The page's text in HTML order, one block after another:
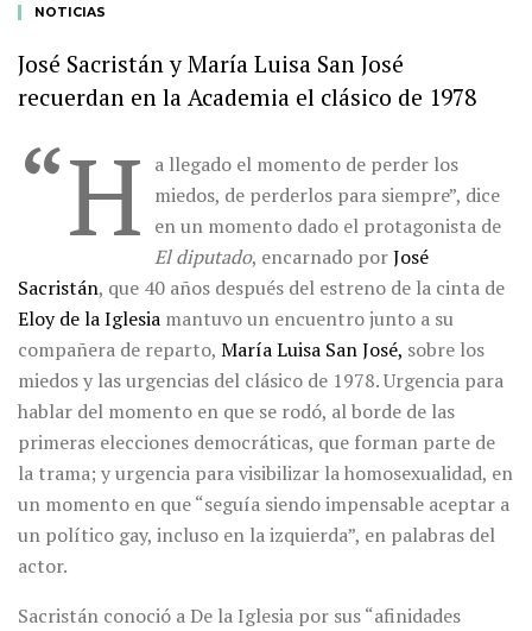
NOTICIAS
José Sacristán y María Luisa San José
recuerdan en la Academia el clásico de 1978
“H a llegado el momento de perder los
miedos, de perderlos para siempre”, dice
en un momento dado el protagonista de
El diputado, encarnado porJosé
Sacristán, que 40 años después del estreno de la cinta de
Eloy de la Iglesia mantuvo un encuentro junto a su
compañera de reparto, María Luisa San José, sobre los
miedos y las urgencias del clásico de 1978. Urgencia para
hablar del momento en que se rodó, al borde de las
primeras elecciones democráticas, que forman parte de
la trama; y urgencia para visibilizar la homosexualidad, en
un momento en que “seguía siendo impensable aceptar a
un político gay, incluso en la izquierda”, en palabras del
actor.
Sacristán conoció a De la Iglesia por sus “afinidades